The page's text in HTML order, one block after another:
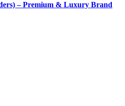
– Premium & Luxury Brand